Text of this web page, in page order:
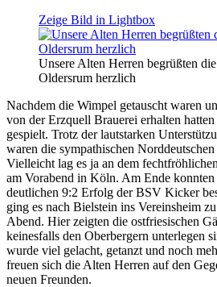
Zeige Bild in Lightbox
Unsere Alten Herren begrüßten
Oldersrum herzlich
Nachdem die Wimpel getauscht waren
von der Erzquell Brauerei erhalten
gespielt. Trotz der lautstarken
waren die sympathischen
Vielleicht lag es ja an dem
am Vorabend in Köln. Am Ende
deutlichen 9:2 Erfolg der BSV Kicker
ging es nach Bielstein ins Vereinsheim
Abend. Hier zeigten die ostfriesischen
keinesfalls den Oberbergern unterlegen
wurde viel gelacht, getanzt und noch
freuen sich die Alten Herren auf den
neuen Freunden.